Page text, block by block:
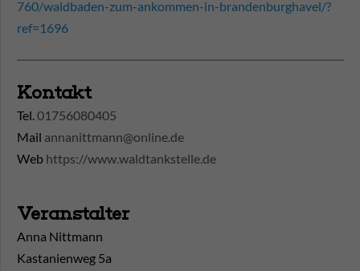
760/waldbaden-zum-ankommen-in-brandenburghavel/?
ref=1696
Kontakt
Tel.01756080405
Mail annanittmann@online.de
Web https://www.waldtankstelle.de
Veranstalter
Anna Nittmann
Kastanienweg 5a